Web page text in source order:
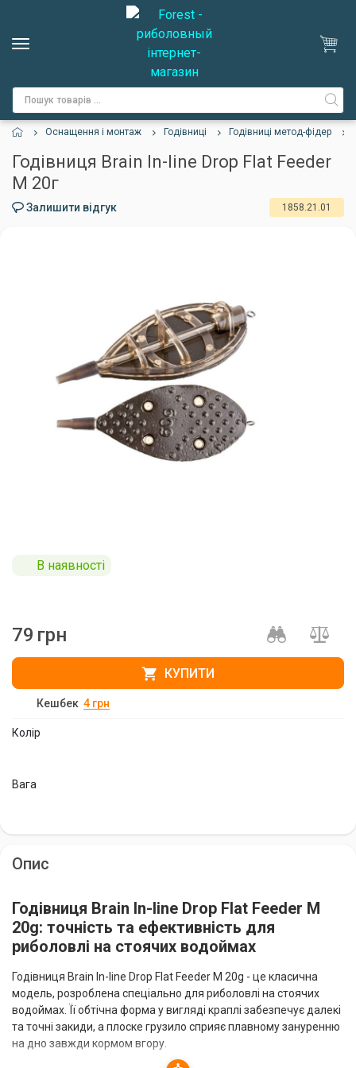
Оснащення і монтаж Годівниці Годівниці метод-фідер
Годівниця Brain In-line Drop Flat Feeder
M 20г
Залишити відгук 1858.21.01
Колір
Вага
В наявності
79 грн
КУПИТИ
Кешбек 4 грн
Опис
Годівниця Brain In-line Drop Flat Feeder M
20g: точність та ефективність для
риболовлі на стоячих водоймах
Годівниця Brain In-line Drop Flat Feeder M 20g - це класична
модель, розроблена спеціально для риболовлі на стоячих
водоймах. Її обтічна форма у вигляді краплі забезпечує далекі
та точні закиди, а плоске грузило сприяє плавному зануренню
на дно завжди кормом вгору.